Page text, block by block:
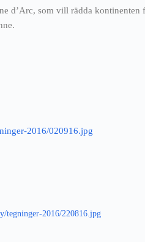
d’Arc, som vill rädda kontinenten
2016/020916.jpg
tegninger-2016/220816.jpg